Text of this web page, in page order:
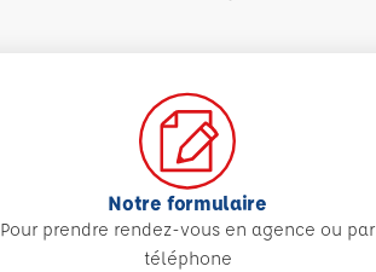
Notre formulaire
Pour prendre rendez-vous en agence ou par
téléphone